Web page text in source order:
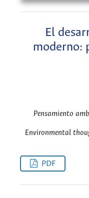
El
moderno:
Pensamiento
Environmental
PDF